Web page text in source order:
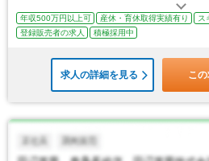
年収500万円以上可 産休・育休取得実績有り ス
登録販売者の求人
積極採用中
求人の詳細を見る こ